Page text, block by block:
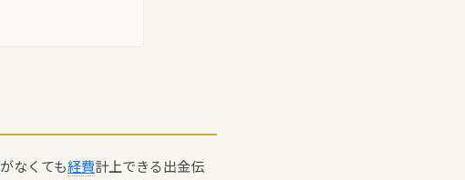
がなくても経費計上できる出金伝